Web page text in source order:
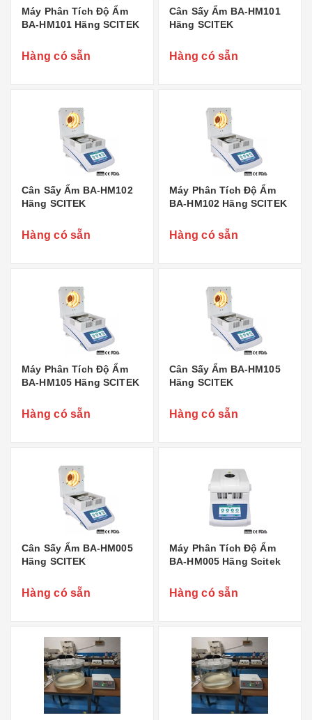
Máy Phân Tích Độ Ẩm
BA-HM101 Hãng SCITEK
Hàng có sẵn
Cân Sấy Ẩm BA-HM101
Hãng SCITEK
Hàng có sẵn
Cân Sấy Ẩm BA-HM102
Hãng SCITEK
Hàng có sẵn
Máy Phân Tích Độ Ẩm
BA-HM102 Hãng SCITEK
Hàng có sẵn
Máy Phân Tích Độ Ẩm
BA-HM105 Hãng SCITEK
Hàng có sẵn
Cân Sấy Ẩm BA-HM105
Hãng SCITEK
Hàng có sẵn
Cân Sấy Ẩm BA-HM005
Hãng SCITEK
Hàng có sẵn
Máy Phân Tích Độ Ẩm
BA-HM005 Hãng Scitek
Hàng có sẵn